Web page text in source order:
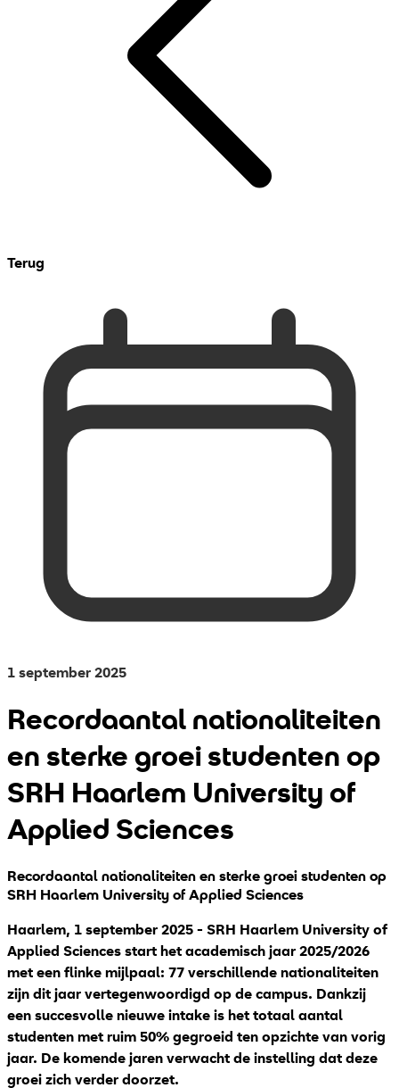
Terug
1 september 2025
Recordaantal nationaliteiten
en sterke groei studenten op
SRH Haarlem University of
Applied Sciences
Recordaantal nationaliteiten en sterke groei studenten op
SRH Haarlem University of Applied Sciences
Haarlem, 1 september 2025 - SRH Haarlem University of
Applied Sciences start het academisch jaar 2025/2026
met een flinke mijlpaal: 77 verschillende nationaliteiten
zijn dit jaar vertegenwoordigd op de campus. Dankzij
een succesvolle nieuwe intake is het totaal aantal
studenten met ruim 50% gegroeid ten opzichte van vorig
jaar. De komende jaren verwacht de instelling dat deze
groei zich verder doorzet.